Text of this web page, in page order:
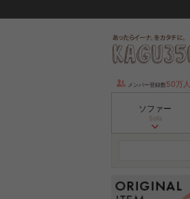
メンバー登録数 50万人
ソファー
Sofa